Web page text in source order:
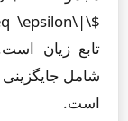
تابع زیان
است.